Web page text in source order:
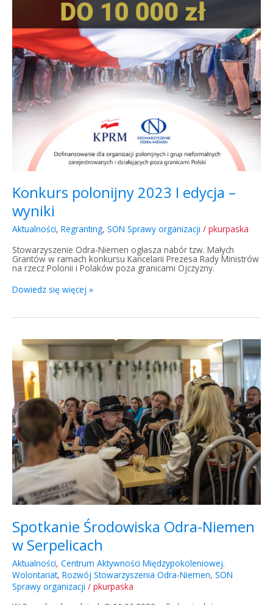
Konkurs polonijny 2023 I edycja –
wyniki
Aktualności, Regranting, SON Sprawy organizacji / pkurpaska
Stowarzyszenie Odra-Niemen ogłasza nabór tzw. Małych
Grantów w ramach konkursu Kancelarii Prezesa Rady Ministrów
na rzecz Polonii i Polaków poza granicami Ojczyzny.
Dowiedz się więcej »
Spotkanie Środowiska Odra-Niemen
w Serpelicach
Aktualności, Centrum Aktywności Międzypokoleniowej.
Wolontariat, Rozwój Stowarzyszenia Odra-Niemen, SON
Sprawy organizacji / pkurpaska
Spotkanie
Środowiska
Odra-
Niemen
w
Serpelicach